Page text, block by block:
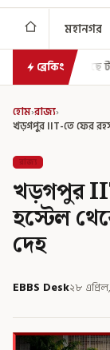
মহানগর
ব্রেকিং
করা হবে না! আবু-
হোম›রাজ্য›
খড়গপুর IIT-তে ফের
রাজ্য
খড়গপুর
হস্টেল
দেহ
EBBS Desk২৮